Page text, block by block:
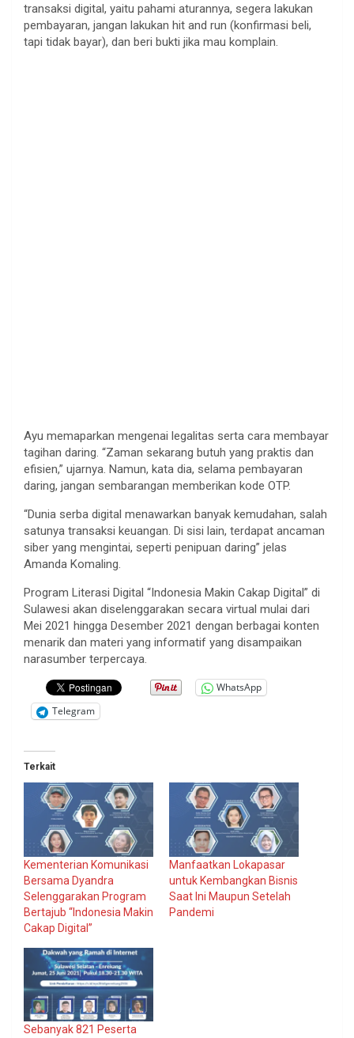
transaksi digital, yaitu pahami aturannya, segera lakukan
pembayaran, jangan lakukan hit and run (konfirmasi beli,
tapi tidak bayar), dan beri bukti jika mau komplain.
Ayu memaparkan mengenai legalitas serta cara membayar
tagihan daring. “Zaman sekarang butuh yang praktis dan
efisien,” ujarnya. Namun, kata dia, selama pembayaran
daring, jangan sembarangan memberikan kode OTP.
“Dunia serba digital menawarkan banyak kemudahan, salah
satunya transaksi keuangan. Di sisi lain, terdapat ancaman
siber yang mengintai, seperti penipuan daring” jelas
Amanda Komaling.
Program Literasi Digital “Indonesia Makin Cakap Digital” di
Sulawesi akan diselenggarakan secara virtual mulai dari
Mei 2021 hingga Desember 2021 dengan berbagai konten
menarik dan materi yang informatif yang disampaikan
narasumber terpercaya.
WhatsApp
Telegram
Terkait
Kementerian Komunikasi
Bersama Dyandra
Selenggarakan Program
Bertajub “Indonesia Makin
Cakap Digital”
Manfaatkan Lokapasar
untuk Kembangkan Bisnis
Saat Ini Maupun Setelah
Pandemi
Sebanyak 821 Peserta